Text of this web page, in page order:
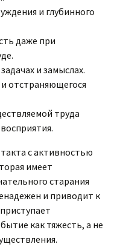
и глубинного
даже при
и замыслах.
отстраняющегося
труда
с активностью
имеет
старания
и приводит к
как тяжесть, а не